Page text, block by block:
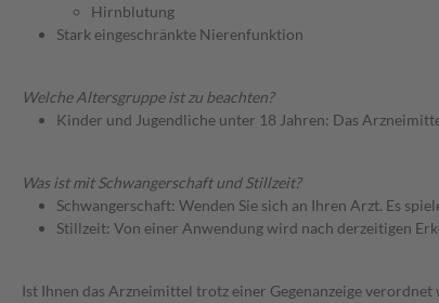
Hirnblutung
Stark eingeschränkte Nierenfunktion
Welche Altersgruppe ist zu beachten?
Kinder und Jugendliche unter 18 Jahren: Das
Was ist mit Schwangerschaft und Stillzeit?
Schwangerschaft: Wenden Sie sich an Ihren Arzt. Es
Stillzeit: Von einer Anwendung wird nach derzeitigen
Ist Ihnen das Arzneimittel trotz einer Gegenanzeige